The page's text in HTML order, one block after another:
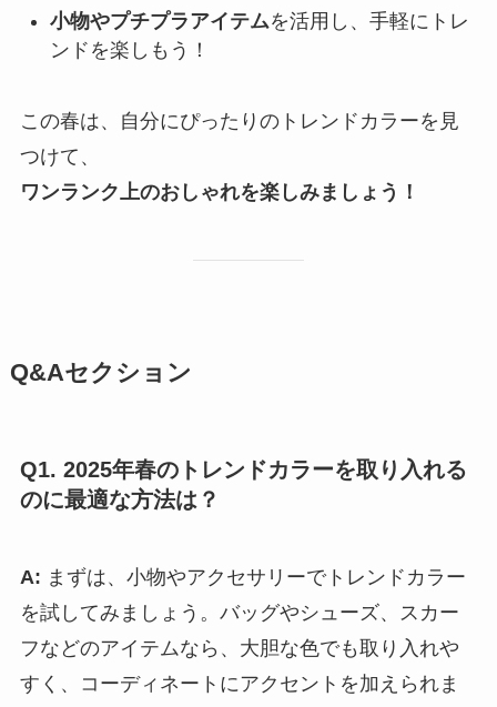
小物やプチプラアイテムを活用し、手軽にトレ
ンドを楽しもう！
この春は、自分にぴったりのトレンドカラーを見
つけて、
ワンランク上のおしゃれを楽しみましょう！
Q&Aセクション
Q1. 2025年春のトレンドカラーを取り入れる
のに最適な方法は？
A: まずは、小物やアクセサリーでトレンドカラー
を試してみましょう。バッグやシューズ、スカー
フなどのアイテムなら、大胆な色でも取り入れや
すく、コーディネートにアクセントを加えられま